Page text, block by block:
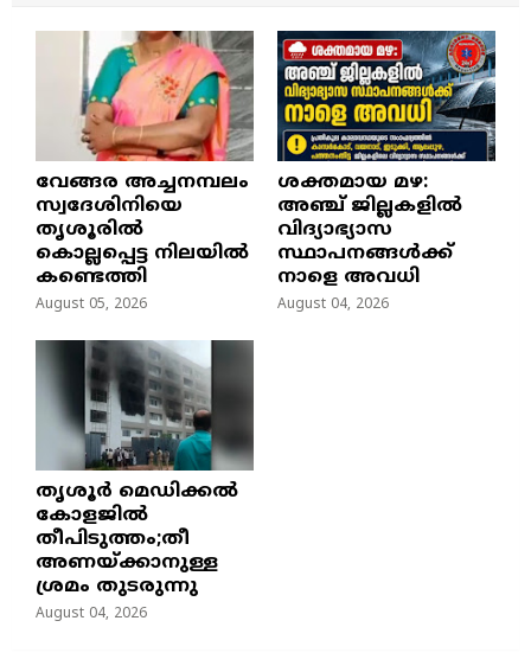
വേങ്ങര അച്ചനമ്പലം
സ്വദേശിനിയെ
തൃശൂരിൽ
കൊല്ലപ്പെട്ട നിലയിൽ
കണ്ടെത്തി
August 05, 2026
ശക്തമായ മഴ:
അഞ്ച് ജില്ലകളിൽ
വിദ്യാഭ്യാസ
സ്ഥാപനങ്ങൾക്ക്
നാളെ അവധി
August 04, 2026
തൃശൂർ മെഡിക്കൽ
കോളജിൽ
തീപിടുത്തം;തീ
അണയ്ക്കാനുള്ള
ശ്രമം തുടരുന്നു
August 04, 2026